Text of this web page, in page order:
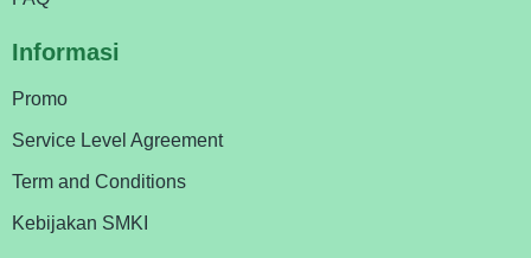
Informasi
Promo
Service Level Agreement
Term and Conditions
Kebijakan SMKI